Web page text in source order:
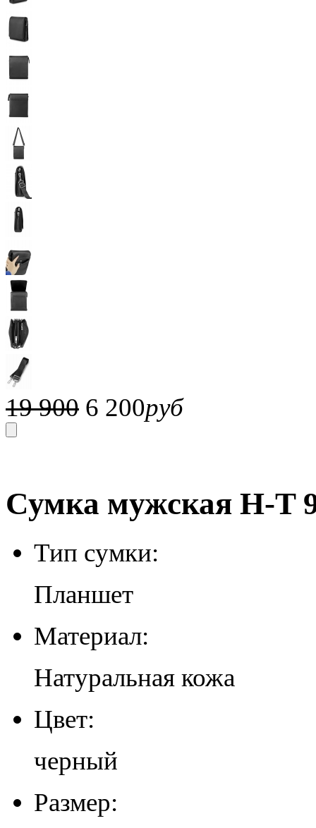
19 900 6 200руб
Сумка мужская H-T
Тип сумки:
Планшет
Материал:
Натуральная кожа
Цвет:
черный
Размер: